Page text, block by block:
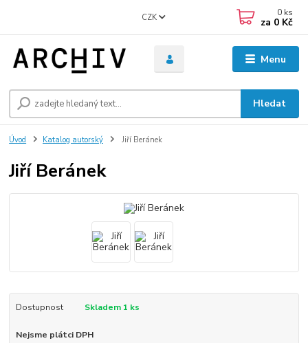
Menu
CZK
Hledat
0 ks
za 0 Kč
Úvod Katalog autorský Jiří Beránek
Jiří Beránek
Dostupnost Skladem 1 ks
Nejsme plátci DPH